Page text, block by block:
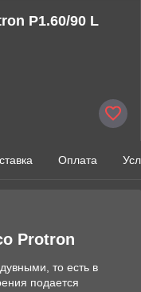
P1.60/90 L
Оплата
Protron
то есть в
подается